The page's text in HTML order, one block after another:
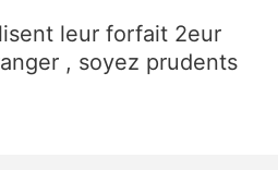
leur forfait 2eur
, soyez prudents